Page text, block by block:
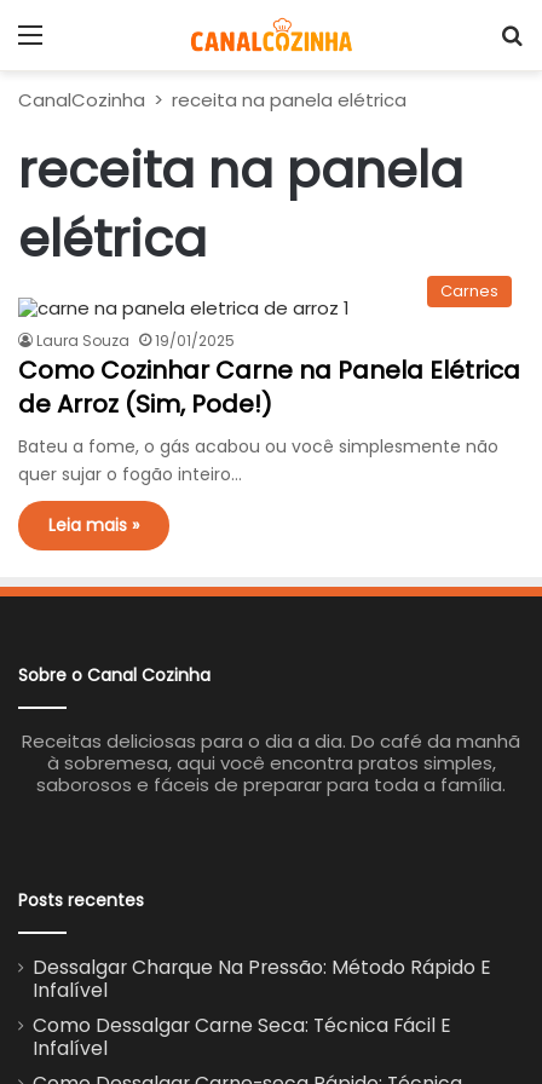
CanalCozinha > receita na panela elétrica
receita na panela
elétrica
Carnes
Laura Souza 19/01/2025
Como Cozinhar Carne na Panela Elétrica
de Arroz (Sim, Pode!)
Bateu a fome, o gás acabou ou você simplesmente não
quer sujar o fogão inteiro…
Leia mais »
Sobre o Canal Cozinha
Receitas deliciosas para o dia a dia. Do café da manhã
à sobremesa, aqui você encontra pratos simples,
saborosos e fáceis de preparar para toda a família.
Posts recentes
Dessalgar Charque Na Pressão: Método Rápido E
Infalível
Como Dessalgar Carne Seca: Técnica Fácil E
Infalível